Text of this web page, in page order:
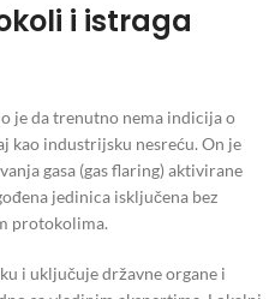
i istraga
je da trenutno nema indicija o
kao industrijsku nesreću. On je
gasa (gas flaring) aktivirane
jedinica isključena bez
protokolima.
i uključuje državne organe i